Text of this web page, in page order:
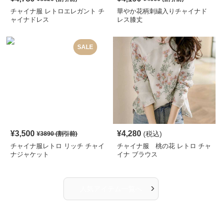
チャイナ服 レトロエレガント チ
ャイナドレス
華やか花柄刺繍入りチャイナド
レス膝丈
SALE
¥3,500 ¥3890(割引前)
チャイナ服レトロ リッチ チャイ
ナジャケット
¥4,280 (税込)
チャイナ服 桃の花 レトロ チャ
イナ ブラウス
›